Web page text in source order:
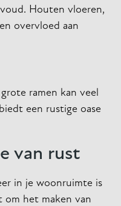
Houten vloeren,
overvloed aan
ramen kan veel
een rustige oase
van rust
in je woonruimte is
om het maken van